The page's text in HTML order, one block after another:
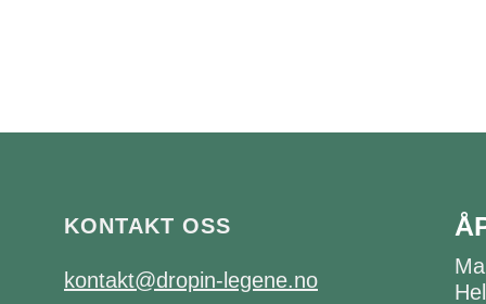
KONTAKT OSS
kontakt@dropin-legene.no